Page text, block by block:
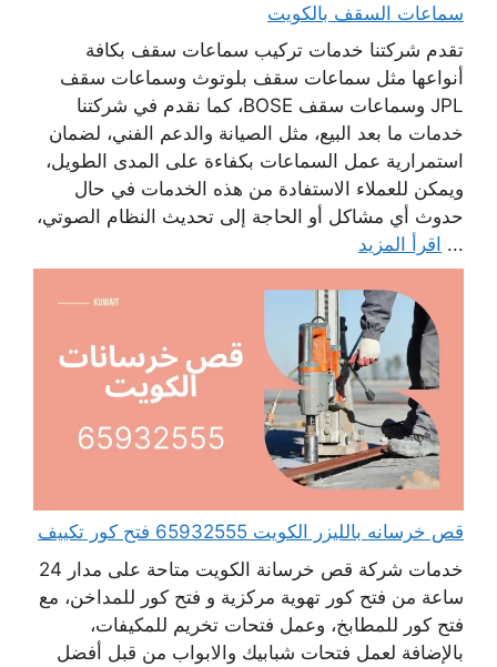
سماعات السقف بالكويت
تقدم شركتنا خدمات تركيب سماعات سقف بكافة
أنواعها مثل سماعات سقف بلوتوث وسماعات سقف
JPL وسماعات سقف BOSE، كما نقدم في شركتنا
خدمات ما بعد البيع، مثل الصيانة والدعم الفني، لضمان
استمرارية عمل السماعات بكفاءة على المدى الطويل،
ويمكن للعملاء الاستفادة من هذه الخدمات في حال
حدوث أي مشاكل أو الحاجة إلى تحديث النظام الصوتي،
... اقرأ المزيد
قص خرسانه بالليزر الكويت 65932555 فتح كور تكييف
خدمات شركة قص خرسانة الكويت متاحة على مدار 24
ساعة من فتح كور تهوية مركزية و فتح كور للمداخن، مع
فتح كور للمطابخ، وعمل فتحات تخريم للمكيفات،
بالإضافة لعمل فتحات شبابيك والابواب من قبل أفضل